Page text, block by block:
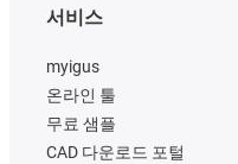
서비스
myigus
온라인 툴
무료 샘플
CAD 다운로드 포털